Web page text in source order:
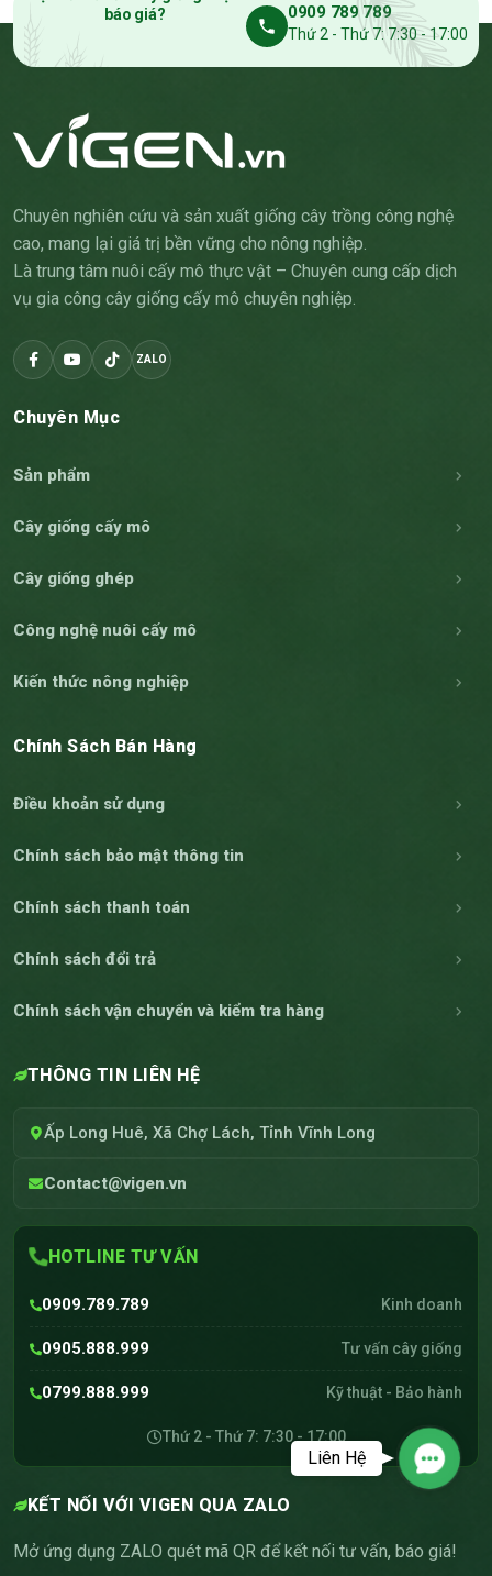
báo giá?
0909 789 789
Thứ 2 - Thứ 7: 7:30 - 17:00
Chuyên nghiên cứu và sản xuất giống cây trồng công nghệ
cao, mang lại giá trị bền vững cho nông nghiệp.
Là trung tâm nuôi cấy mô thực vật – Chuyên cung cấp dịch
vụ gia công cây giống cấy mô chuyên nghiệp.
ZALO
Chuyên Mục
Sản phẩm
Cây giống cấy mô
Cây giống ghép
Công nghệ nuôi cấy mô
Kiến thức nông nghiệp
Chính Sách Bán Hàng
Điều khoản sử dụng
Chính sách bảo mật thông tin
Chính sách thanh toán
Chính sách đổi trả
Chính sách vận chuyển và kiểm tra hàng
THÔNG TIN LIÊN HỆ
Ấp Long Huê, Xã Chợ Lách, Tỉnh Vĩnh Long
Contact@vigen.vn
HOTLINE TƯ VẤN
0909.789.789 Kinh doanh
0905.888.999 Tư vấn cây giống
0799.888.999 Kỹ thuật - Bảo hành
Thứ 2 - Thứ 7: 7:30 - 17:00
KẾT NỐI VỚI VIGEN QUA ZALO
Mở ứng dụng ZALO quét mã QR để kết nối tư vấn, báo giá!
Liên Hệ